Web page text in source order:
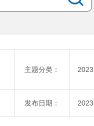
主题分类： 2023
发布日期：